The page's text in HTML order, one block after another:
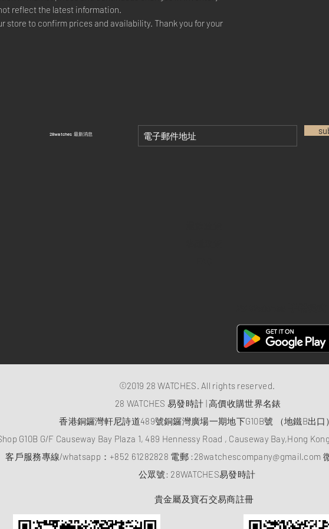
reflect the latest information.
store to confirm prices and availability. Thank you for your
​28watches 最新消息
©2019 28 WATCHES. All rights reserved.
28 WATCHES 易發時計 | 高價收購世界名錶
香港銅鑼灣軒尼詩道489號銅鑼灣廣場一期地下G10B號 （地鐵B出口）
G10B G/F Causeway Bay Plaza 1, 489 Hennessy Road , Causeway Bay,Hong Kong
客戶服務專線/whatsapp：+852 61282828 電郵 : 28watchescompany@gmail.com
​公眾號: 28WATCHES易發時計
貴金屬及寶石交易商註冊